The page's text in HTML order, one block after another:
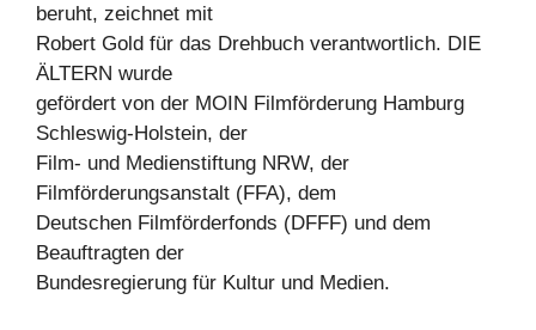
beruht, zeichnet mit
Robert Gold für das Drehbuch verantwortlich. DIE
ÄLTERN wurde
gefördert von der MOIN Filmförderung Hamburg
Schleswig-Holstein, der
Film- und Medienstiftung NRW, der
Filmförderungsanstalt (FFA), dem
Deutschen Filmförderfonds (DFFF) und dem
Beauftragten der
Bundesregierung für Kultur und Medien.